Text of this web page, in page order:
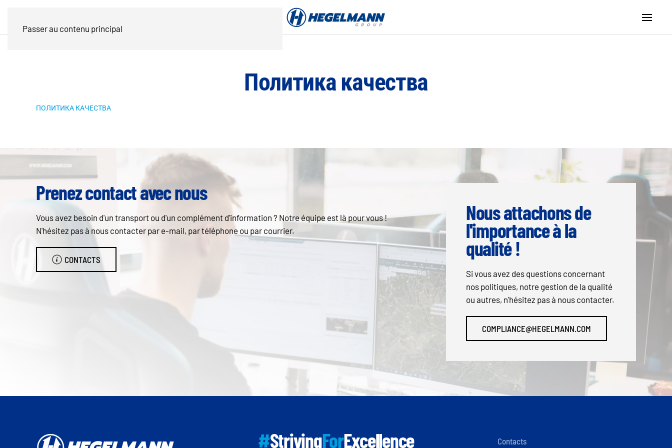
Passer au contenu principal
Политика качества
ПОЛИТИКА КАЧЕСТВА
Prenez contact avec nous
Vous avez besoin d'un transport ou d'un complément d'information ? Notre équipe est là pour vous !
N'hésitez pas à nous contacter par e-mail, par téléphone ou par courrier.
CONTACTS
Nous attachons de
l'importance à la
qualité !
Si vous avez des questions concernant
nos politiques, notre gestion de la qualité
ou autres, n'hésitez pas à nous contacter.
COMPLIANCE@HEGELMANN.COM
#StrivingForExcellence Contacts